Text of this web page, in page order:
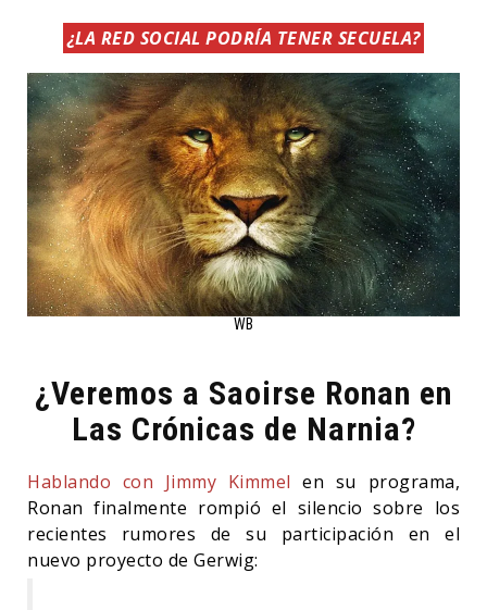
¿LA RED SOCIAL PODRÍA TENER SECUELA?
WB
¿Veremos a Saoirse Ronan en
Las Crónicas de Narnia?
Hablando con Jimmy Kimmel en su programa,
Ronan finalmente rompió el silencio sobre los
recientes rumores de su participación en el
nuevo proyecto de Gerwig: